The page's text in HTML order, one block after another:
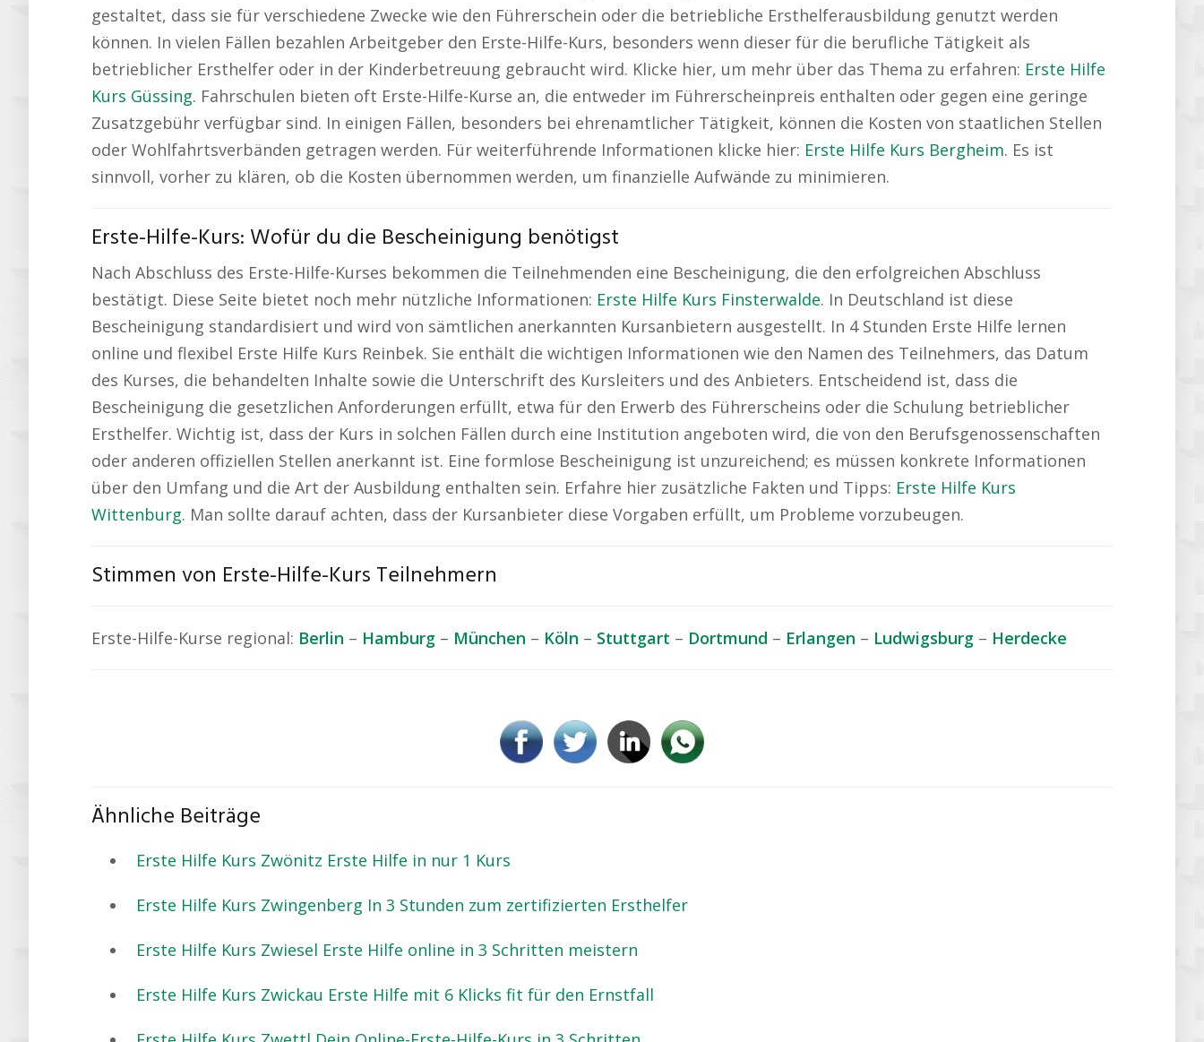
gestaltet, dass sie für verschiedene Zwecke wie den Führerschein oder die betriebliche Ersthelferausbildung genutzt werden
können. In vielen Fällen bezahlen Arbeitgeber den Erste-Hilfe-Kurs, besonders wenn dieser für die berufliche Tätigkeit als
betrieblicher Ersthelfer oder in der Kinderbetreuung gebraucht wird. Klicke hier, um mehr über das Thema zu erfahren: Erste Hilfe
Kurs Güssing. Fahrschulen bieten oft Erste-Hilfe-Kurse an, die entweder im Führerscheinpreis enthalten oder gegen eine geringe
Zusatzgebühr verfügbar sind. In einigen Fällen, besonders bei ehrenamtlicher Tätigkeit, können die Kosten von staatlichen Stellen
oder Wohlfahrtsverbänden getragen werden. Für weiterführende Informationen klicke hier: Erste Hilfe Kurs Bergheim. Es ist
sinnvoll, vorher zu klären, ob die Kosten übernommen werden, um finanzielle Aufwände zu minimieren.
Erste-Hilfe-Kurs: Wofür du die Bescheinigung benötigst
Nach Abschluss des Erste-Hilfe-Kurses bekommen die Teilnehmenden eine Bescheinigung, die den erfolgreichen Abschluss
bestätigt. Diese Seite bietet noch mehr nützliche Informationen: Erste Hilfe Kurs Finsterwalde. In Deutschland ist diese
Bescheinigung standardisiert und wird von sämtlichen anerkannten Kursanbietern ausgestellt. In 4 Stunden Erste Hilfe lernen
online und flexibel Erste Hilfe Kurs Reinbek. Sie enthält die wichtigen Informationen wie den Namen des Teilnehmers, das Datum
des Kurses, die behandelten Inhalte sowie die Unterschrift des Kursleiters und des Anbieters. Entscheidend ist, dass die
Bescheinigung die gesetzlichen Anforderungen erfüllt, etwa für den Erwerb des Führerscheins oder die Schulung betrieblicher
Ersthelfer. Wichtig ist, dass der Kurs in solchen Fällen durch eine Institution angeboten wird, die von den Berufsgenossenschaften
oder anderen offiziellen Stellen anerkannt ist. Eine formlose Bescheinigung ist unzureichend; es müssen konkrete Informationen
über den Umfang und die Art der Ausbildung enthalten sein. Erfahre hier zusätzliche Fakten und Tipps: Erste Hilfe Kurs
Wittenburg. Man sollte darauf achten, dass der Kursanbieter diese Vorgaben erfüllt, um Probleme vorzubeugen.
Stimmen von Erste-Hilfe-Kurs Teilnehmern
Erste-Hilfe-Kurse regional: Berlin – Hamburg – München – Köln – Stuttgart – Dortmund – Erlangen – Ludwigsburg – Herdecke
Ähnliche Beiträge
Erste Hilfe Kurs Zwönitz Erste Hilfe in nur 1 Kurs
Erste Hilfe Kurs Zwingenberg In 3 Stunden zum zertifizierten Ersthelfer
Erste Hilfe Kurs Zwiesel Erste Hilfe online in 3 Schritten meistern
Erste Hilfe Kurs Zwickau Erste Hilfe mit 6 Klicks fit für den Ernstfall